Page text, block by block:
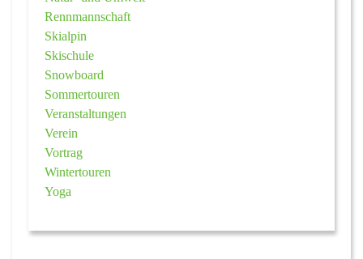
Rennmannschaft
Skialpin
Skischule
Snowboard
Sommertouren
Veranstaltungen
Verein
Vortrag
Wintertouren
Yoga